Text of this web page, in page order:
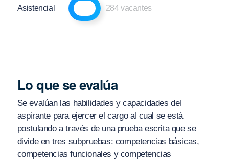
Asistencial 284 vacantes
Lo que se evalúa
Se evalúan las habilidades y capacidades del
aspirante para ejercer el cargo al cual se está
postulando a través de una prueba escrita que se
divide en tres subpruebas: competencias básicas,
competencias funcionales y competencias